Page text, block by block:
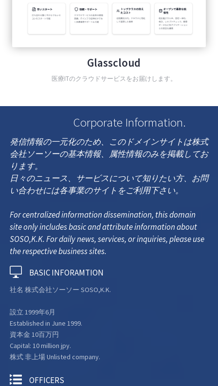
Glasscloud
医療ITのクラウドサービスをお届けします。
Corporate Information.
発信情報の一元化のため、このドメインサイトは株式
会社ソーソーの基本情報、属性情報のみを掲載してお
ります。
日々のニュース、サービスについて知りたい方、お問
い合わせには各事業のサイトをご利用下さい。
For centralized information dissemination, this domain
site only includes basic and attribute information about
SOSO,K.K. For daily news, services, or inquiries, please use
the respective business sites.
BASIC INFORAMTION
社名 株式会社ソーソー SOSO,K.K.
設立 1999年6月
Established in June 1999.
資本金 10百万円
Capital: 10 million jpy.
株式 非上場 Unlisted company.
OFFICERS